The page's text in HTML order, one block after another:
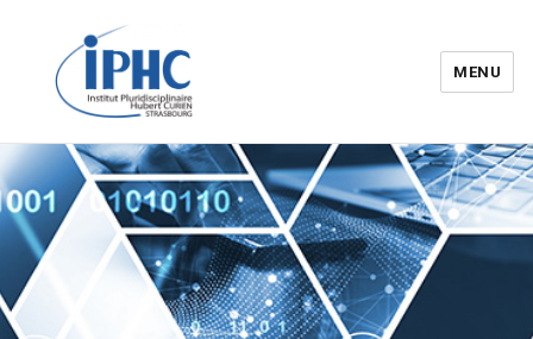
Institut pluridisciplinaire Hubert
Curien – IPHC
MENU